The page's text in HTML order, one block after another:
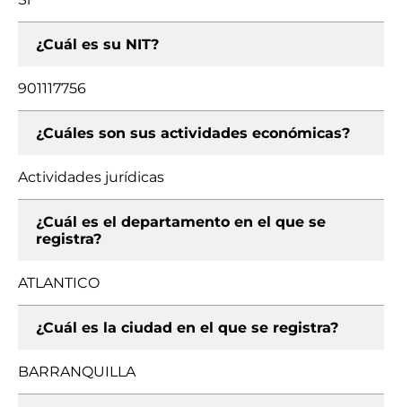
¿Cuál es su NIT?
901117756
¿Cuáles son sus actividades económicas?
Actividades jurídicas
¿Cuál es el departamento en el que se
registra?
ATLANTICO
¿Cuál es la ciudad en el que se registra?
BARRANQUILLA